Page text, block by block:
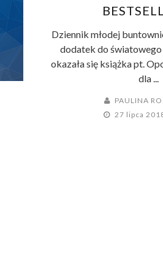
Dziennik młodej
dodatek do
okazała się książka pt.
dla ...
PAULINA
27 lipca